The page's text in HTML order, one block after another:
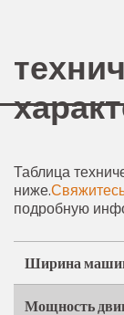
Таблица
ниже.
подробную
Ширина
Мощность